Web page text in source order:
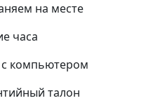
на месте
часа
компьютером
талон